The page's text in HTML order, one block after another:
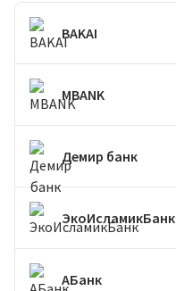
BAKAI
MBANK
Демир банк
ЭкоИсламикБанк
АБанк